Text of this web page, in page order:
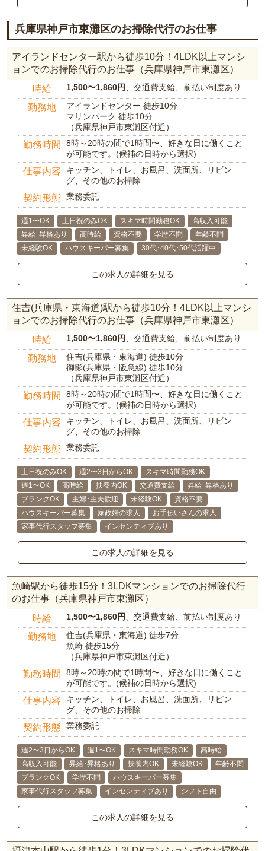
兵庫県神戸市東灘区のお掃除代行のお仕事
アイランドセンター駅から徒歩10分！4LDK以上マンシ
ョンでのお掃除代行のお仕事（兵庫県神戸市東灘区）
時給 1,500〜1,860円 、交通費支給、前払い制度あり
勤務地
アイランドセンター 徒歩10分
マリンパーク 徒歩10分
（兵庫県神戸市東灘区付近）
勤務時間
8時～20時の間で1時間〜、好きな日に働くこと
が可能です。(候補の日時から選択)
仕事内容
キッチン、トイレ、お風呂、洗面所、リビン
グ、その他のお掃除
契約形態 業務委託
週1〜OK 土日祝のみOK スキマ時間勤務OK
高収入可能
昇給･昇格あり
高時給 資格不要 学歴不問
年齢不問
未経験OK
ハウスキーパー募集 30代･40代･50代活躍中
この求人の詳細を見る
住吉(兵庫県・東海道)駅から徒歩10分！4LDK以上マンシ
ョンでのお掃除代行のお仕事（兵庫県神戸市東灘区）
時給 1,500〜1,860円 、交通費支給、前払い制度あり
勤務地
住吉(兵庫県・東海道) 徒歩10分
御影(兵庫県・阪急線) 徒歩10分
（兵庫県神戸市東灘区付近）
勤務時間
8時～20時の間で1時間〜、好きな日に働くこと
が可能です。(候補の日時から選択)
仕事内容
キッチン、トイレ、お風呂、洗面所、リビン
グ、その他のお掃除
契約形態 業務委託
土日祝のみOK 週2〜3日からOK
スキマ時間勤務OK
週1〜OK
高時給 扶養内OK 交通費支給
昇給･昇格あり
ブランクOK
主婦･主夫歓迎 未経験OK
資格不要
ハウスキーパー募集
家政婦の求人
お手伝いさんの求人
家事代行スタッフ募集
インセンティブあり
この求人の詳細を見る
魚崎駅から徒歩15分！3LDKマンションでのお掃除代行
のお仕事（兵庫県神戸市東灘区）
時給 1,500〜1,860円 、交通費支給、前払い制度あり
勤務地
住吉(兵庫県・東海道) 徒歩7分
魚崎 徒歩15分
（兵庫県神戸市東灘区付近）
勤務時間
8時～20時の間で1時間〜、好きな日に働くこと
が可能です。(候補の日時から選択)
仕事内容
キッチン、トイレ、お風呂、洗面所、リビン
グ、その他のお掃除
契約形態 業務委託
週2〜3日からOK 週1〜OK スキマ時間勤務OK
高時給
高収入可能
昇給･昇格あり 扶養内OK 未経験OK
年齢不問
ブランクOK
学歴不問
ハウスキーパー募集
家事代行スタッフ募集
インセンティブあり シフト自由
この求人の詳細を見る